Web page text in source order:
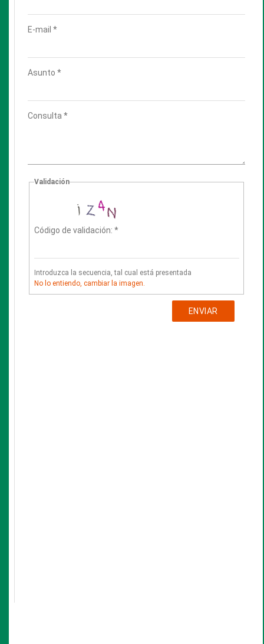
♦Colección de fotografías de la Universidad del Salvador
La Preservación
Instructivo de uso de libros anteriores a 1820y de
Glosario para un bibliófilo